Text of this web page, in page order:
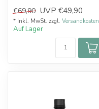
€69,90 UVP €49,90
* Inkl. MwSt. zzgl. Versandkosten
Auf Lager